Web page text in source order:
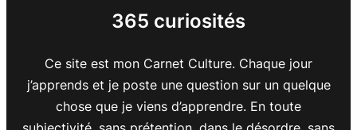
365 curiosités
Ce site est mon Carnet Culture. Chaque jour
j’apprends et je poste une question sur un quelque
chose que je viens d’apprendre. En toute